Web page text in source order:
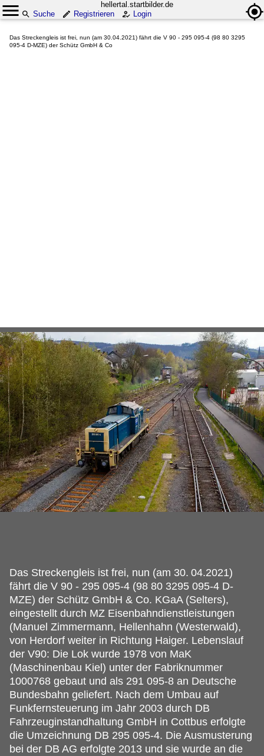
hellertal.startbilder.de
Suche
Registrieren Login
Das Streckengleis ist frei, nun (am 30.04.2021) fährt die V 90 - 295 095-4 (98 80 3295
095-4 D-MZE) der Schütz GmbH & Co
Das Streckengleis ist frei, nun (am 30. 04.2021)
fährt die V 90 - 295 095-4 (98 80 3295 095-4 D-
MZE) der Schütz GmbH & Co. KGaA (Selters),
eingestellt durch MZ Eisenbahndienstleistungen
(Manuel Zimmermann, Hellenhahn (Westerwald),
von Herdorf weiter in Richtung Haiger. Lebenslauf
der V90: Die Lok wurde 1978 von MaK
(Maschinenbau Kiel) unter der Fabriknummer
1000768 gebaut und als 291 095-8 an Deutsche
Bundesbahn geliefert. Nach dem Umbau auf
Funkfernsteuerung im Jahr 2003 durch DB
Fahrzeuginstandhaltung GmbH in Cottbus erfolgte
die Umzeichnung DB 295 095-4. Die Ausmusterung
bei der DB AG erfolgte 2013 und sie wurde an die